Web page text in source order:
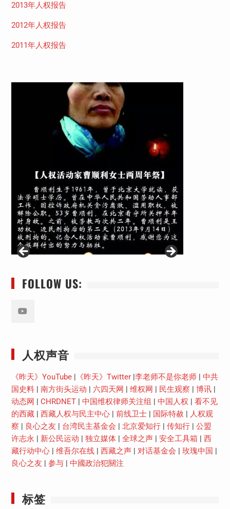
2013年人权报告
2012年人权报告
2011年人权报告
FOLLOW US:
人权声音
《昨天》YouTube| 《昨天》Twitter| 李老师不是你老师| 中共
国史料| 南方街头运动 六四天网 维权网 民生观察 博讯|
动态网
CHRDNET| 中国维权律师关注组 中国人权
看不见
的西藏| 西藏人权与民主中心| 前线卫士| 国际特赦
人权观
察
良心之友 台湾民主基金会 北京爱知行| 传知行| 公盟
许志永
新公民运动 独立媒体| 全球之声| 安全工具箱
西
藏行动中心| 维吾尔在线| 西藏之声| 对话基金会 玫瑰中国
良心之友
参与| 中國政治犯關注
标签